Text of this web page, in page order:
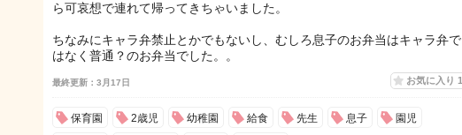
ら可哀想で連れて帰ってきちゃいました。
ちなみにキャラ弁禁止とかでもないし、むしろ息子のお弁当はキャラ弁で
はなく普通？のお弁当でした。。
最終更新：3月17日 お気に入り 1
保育園 2歳児 幼稚園 給食 先生 息子 園児